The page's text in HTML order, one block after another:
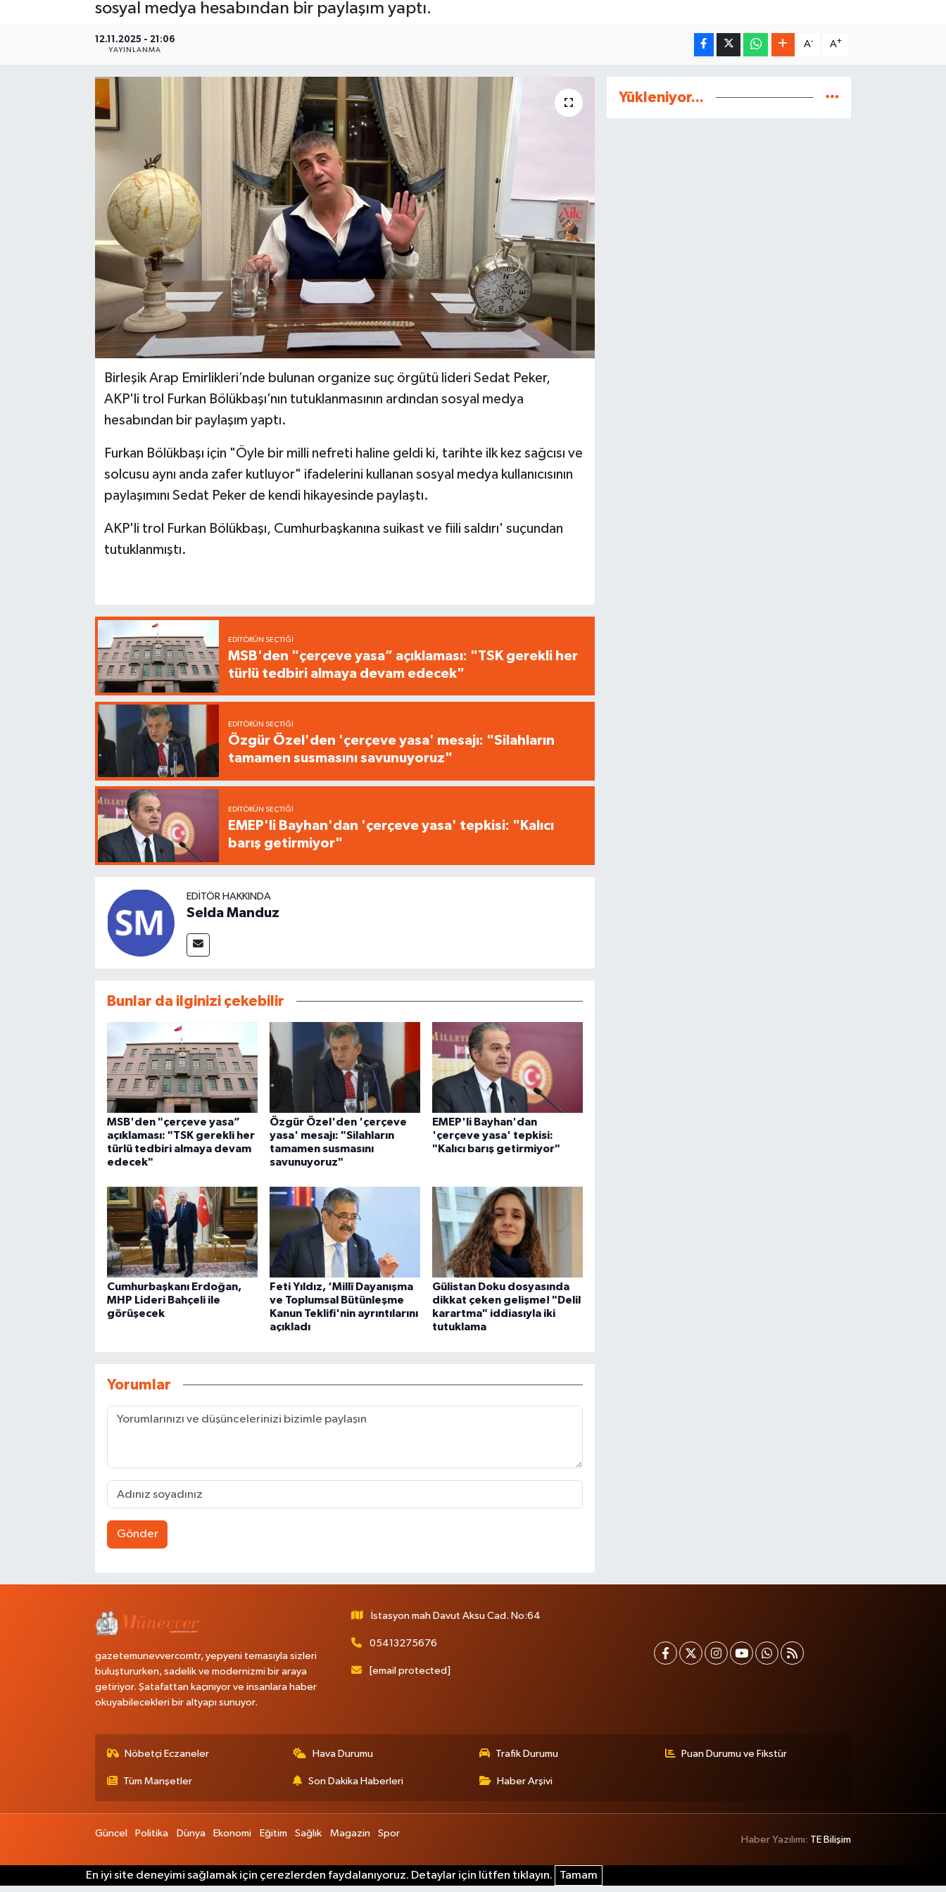
sosyal medya hesabından bir paylaşım yaptı.
12.11.2025 - 21:06
YAYINLANMA
A- A+
Birleşik Arap Emirlikleri’nde bulunan organize suç örgütü lideri Sedat Peker,
AKP'li trol Furkan Bölükbaşı’nın tutuklanmasının ardından sosyal medya
hesabından bir paylaşım yaptı.
Furkan Bölükbaşı için "Öyle bir milli nefreti haline geldi ki, tarihte ilk kez sağcısı ve
solcusu aynı anda zafer kutluyor" ifadelerini kullanan sosyal medya kullanıcısının
paylaşımını Sedat Peker de kendi hikayesinde paylaştı.
AKP'li trol Furkan Bölükbaşı, Cumhurbaşkanına suikast ve fiili saldırı' suçundan
tutuklanmıştı.
EDITÖRÜN SEÇTIĞI
MSB'den "çerçeve yasa” açıklaması: "TSK gerekli her
türlü tedbiri almaya devam edecek"
EDITÖRÜN SEÇTIĞI
Özgür Özel'den 'çerçeve yasa' mesajı: "Silahların
tamamen susmasını savunuyoruz"
EDITÖRÜN SEÇTIĞI
EMEP'li Bayhan'dan 'çerçeve yasa' tepkisi: "Kalıcı
barış getirmiyor"
EDITÖR HAKKINDA
Selda Manduz
Bunlar da ilginizi çekebilir
MSB'den "çerçeve yasa”
açıklaması: "TSK gerekli her
türlü tedbiri almaya devam
edecek"
Özgür Özel'den 'çerçeve
yasa' mesajı: "Silahların
tamamen susmasını
savunuyoruz"
EMEP'li Bayhan'dan
'çerçeve yasa' tepkisi:
"Kalıcı barış getirmiyor"
Cumhurbaşkanı Erdoğan,
MHP Lideri Bahçeli ile
görüşecek
Feti Yıldız, ‘Millî Dayanışma
ve Toplumsal Bütünleşme
Kanun Teklifi'nin ayrıntılarını
açıkladı
Gülistan Doku dosyasında
dikkat çeken gelişme! "Delil
karartma" iddiasıyla iki
tutuklama
Yorumlar
Gönder
Yükleniyor...
gazetemunevvercomtr, yepyeni temasıyla sizleri
buluştururken, sadelik ve modernizmi bir araya
getiriyor. Şatafattan kaçınıyor ve insanlara haber
okuyabilecekleri bir altyapı sunuyor.
İstasyon mah Davut Aksu Cad. No:64
05413275676
[email protected]
Nöbetçi Eczaneler Hava Durumu Trafik Durumu Puan Durumu ve Fikstür
Tüm Manşetler Son Dakika Haberleri Haber Arşivi
Güncel Politika Dünya Ekonomi Eğitim Sağlık Magazin Spor
Haber Yazılımı: TE Bilişim
En iyi site deneyimi sağlamak için çerezlerden faydalanıyoruz. Detaylar için lütfen tıklayın. Tamam